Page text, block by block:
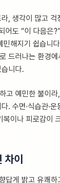
, 생각이 많고 걱
어도 “이 다음은
민해지기 쉽습니
드러나는 환경에
니다.
고 예민한 불이라
. 수면·식습관·운
이나 피로감이
차이
답게 밝고 유쾌하